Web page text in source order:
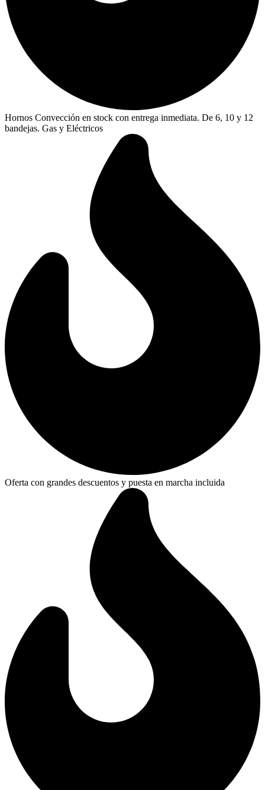
Hornos Convección en stock con entrega inmediata. De 6, 10 y 12
bandejas. Gas y Eléctricos
Oferta con grandes descuentos y puesta en marcha incluida